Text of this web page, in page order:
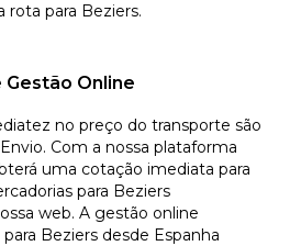
rota para Beziers.
Online
no preço do transporte são
Com a nossa plataforma
uma cotação imediata para
para Beziers
web. A gestão online
Beziers desde Espanha